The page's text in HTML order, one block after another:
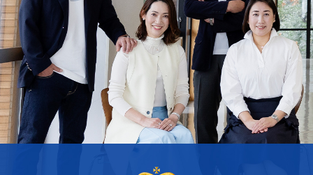
入学案内
入学ガイド お問い合わせ
よくあるご質問 寄付金について
同窓会サイト